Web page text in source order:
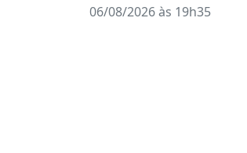
06/08/2026 às 19h35